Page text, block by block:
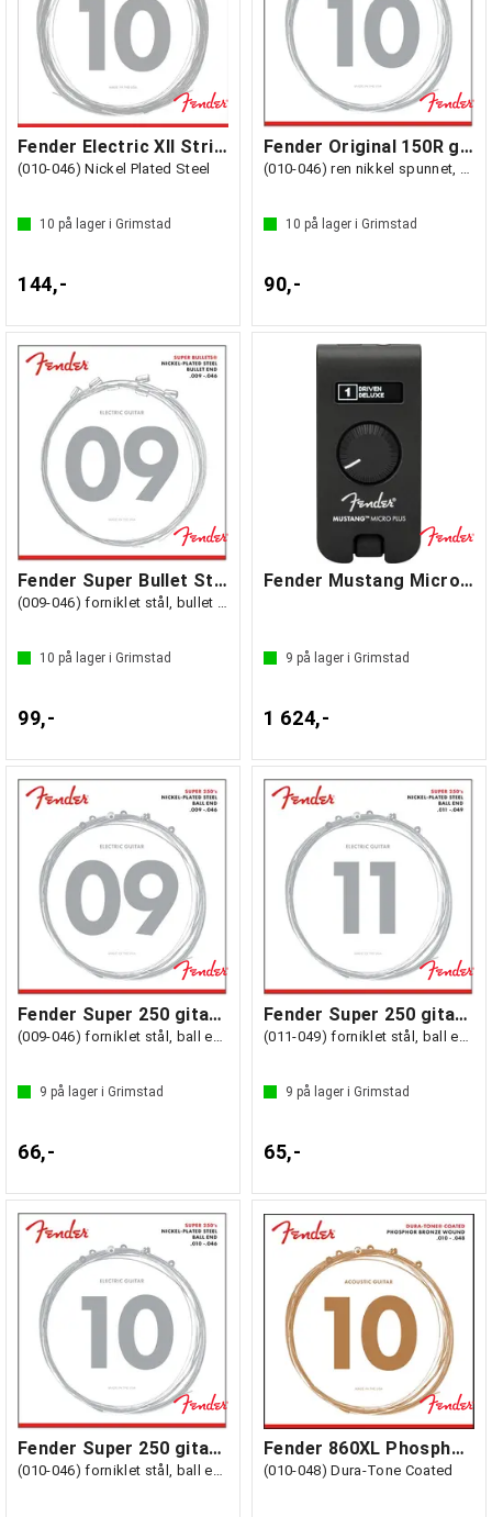
Fender Electric XII Strings (12-str)
(010-046) Nickel Plated Steel
10 på lager i Grimstad
144,-
Fender Original 150R gitarstrenger
(010-046) ren nikkel spunnet, kule-ende
10 på lager i Grimstad
90,-
Fender Super Bullet Strenger, 3250LR
(009-046) forniklet stål, bullet end
10 på lager i Grimstad
99,-
Fender Mustang Micro Plus
9 på lager i Grimstad
1 624,-
Fender Super 250 gitarstrenger
(009-046) forniklet stål, ball end
9 på lager i Grimstad
66,-
Fender Super 250 gitarstrenger
(011-049) forniklet stål, ball end
9 på lager i Grimstad
65,-
Fender Super 250 gitarstrenger
(010-046) forniklet stål, ball end
Fender 860XL Phosphor Bronze
(010-048) Dura-Tone Coated